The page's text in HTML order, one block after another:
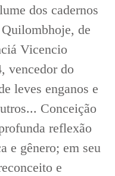
dos cadernos
de
Vicencio
vencedor do
leves enganos e
Conceição
reflexão
e gênero; em seu
e